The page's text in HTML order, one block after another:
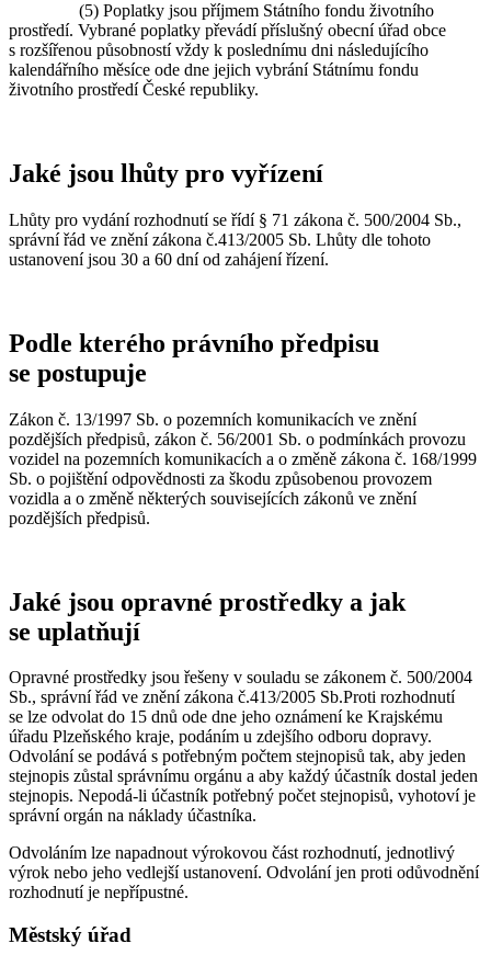
(5) Poplatky jsou příjmem Státního fondu životního
prostředí. Vybrané poplatky převádí příslušný obecní úřad obce
s rozšířenou působností vždy k poslednímu dni následujícího
kalendářního měsíce ode dne jejich vybrání Státnímu fondu
životního prostředí České republiky.
Jaké jsou lhůty pro vyřízení
Lhůty pro vydání rozhodnutí se řídí § 71 zákona č. 500/2004 Sb.,
správní řád ve znění zákona č.413/2005 Sb. Lhůty dle tohoto
ustanovení jsou 30 a 60 dní od zahájení řízení.
Podle kterého právního předpisu
se postupuje
Zákon č. 13/1997 Sb. o pozemních komunikacích ve znění
pozdějších předpisů, zákon č. 56/2001 Sb. o podmínkách provozu
vozidel na pozemních komunikacích a o změně zákona č. 168/1999
Sb. o pojištění odpovědnosti za škodu způsobenou provozem
vozidla a o změně některých souvisejících zákonů ve znění
pozdějších předpisů.
Jaké jsou opravné prostředky a jak
se uplatňují
Opravné prostředky jsou řešeny v souladu se zákonem č. 500/2004
Sb., správní řád ve znění zákona č.413/2005 Sb.Proti rozhodnutí
se lze odvolat do 15 dnů ode dne jeho oznámení ke Krajskému
úřadu Plzeňského kraje, podáním u zdejšího odboru dopravy.
Odvolání se podává s potřebným počtem stejnopisů tak, aby jeden
stejnopis zůstal správnímu orgánu a aby každý účastník dostal jeden
stejnopis. Nepodá-li účastník potřebný počet stejnopisů, vyhotoví je
správní orgán na náklady účastníka.
Odvoláním lze napadnout výrokovou část rozhodnutí, jednotlivý
výrok nebo jeho vedlejší ustanovení. Odvolání jen proti odůvodnění
rozhodnutí je nepřípustné.
Městský úřad